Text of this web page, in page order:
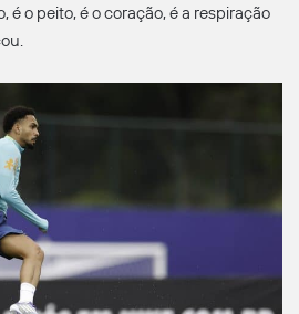
é o peito, é o coração, é a respiração